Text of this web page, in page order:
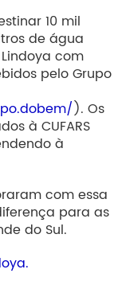
10 mil
de água
com
pelo Grupo
). Os
à CUFARS
à
com essa
para as
do Sul.